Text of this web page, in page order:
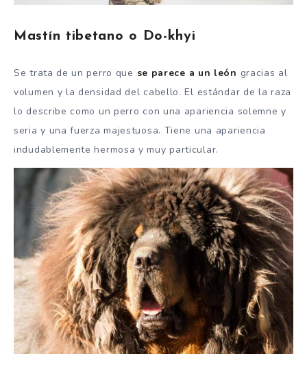
Mastín tibetano o Do-khyi
Se trata de un perro que se parece a un león gracias al
volumen y la densidad del cabello. El estándar de la raza
lo describe como un perro con una apariencia solemne y
seria y una fuerza majestuosa. Tiene una apariencia
indudablemente hermosa y muy particular.